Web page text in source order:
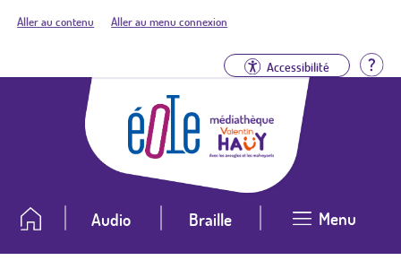
Aller au contenu Aller au menu connexion
Accessibilité
Audio Braille Menu